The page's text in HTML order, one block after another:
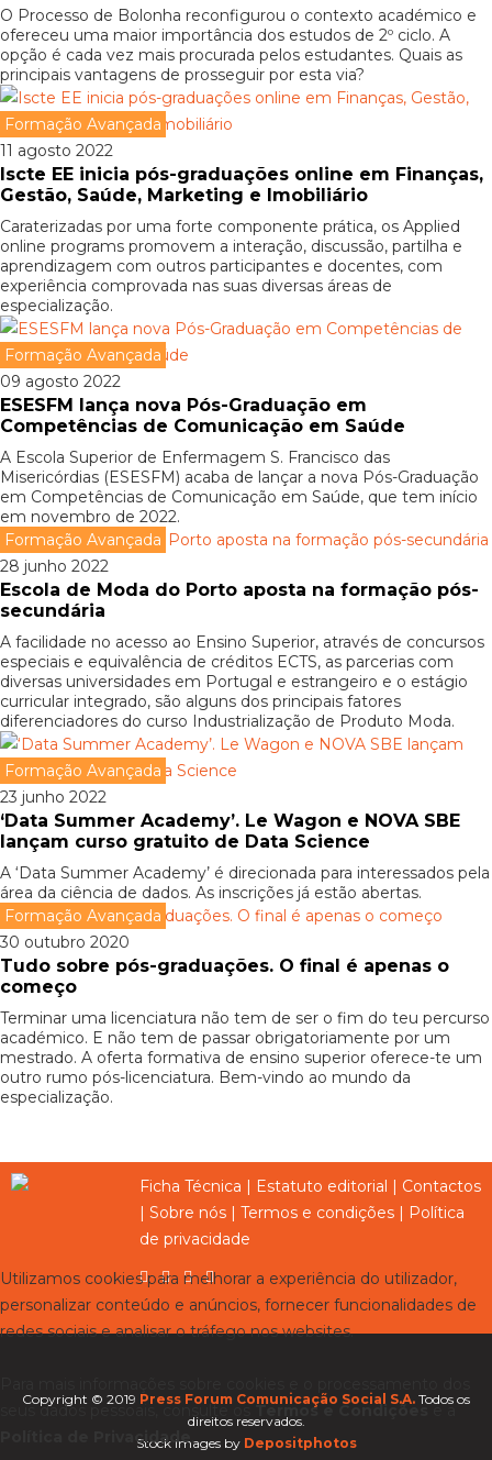
O Processo de Bolonha reconfigurou o contexto académico e
ofereceu uma maior importância dos estudos de 2º ciclo. A
opção é cada vez mais procurada pelos estudantes. Quais as
principais vantagens de prosseguir por esta via?
Formação Avançada
11 agosto 2022
Iscte EE inicia pós-graduações online em Finanças,
Gestão, Saúde, Marketing e Imobiliário
Caraterizadas por uma forte componente prática, os Applied
online programs promovem a interação, discussão, partilha e
aprendizagem com outros participantes e docentes, com
experiência comprovada nas suas diversas áreas de
especialização.
Formação Avançada
09 agosto 2022
ESESFM lança nova Pós-Graduação em
Competências de Comunicação em Saúde
A Escola Superior de Enfermagem S. Francisco das
Misericórdias (ESESFM) acaba de lançar a nova Pós-Graduação
em Competências de Comunicação em Saúde, que tem início
em novembro de 2022.
Formação Avançada
28 junho 2022
Escola de Moda do Porto aposta na formação pós-
secundária
A facilidade no acesso ao Ensino Superior, através de concursos
especiais e equivalência de créditos ECTS, as parcerias com
diversas universidades em Portugal e estrangeiro e o estágio
curricular integrado, são alguns dos principais fatores
diferenciadores do curso Industrialização de Produto Moda.
Formação Avançada
23 junho 2022
‘Data Summer Academy’. Le Wagon e NOVA SBE
lançam curso gratuito de Data Science
A ‘Data Summer Academy’ é direcionada para interessados pela
área da ciência de dados. As inscrições já estão abertas.
Formação Avançada
30 outubro 2020
Tudo sobre pós-graduações. O final é apenas o
começo
Terminar uma licenciatura não tem de ser o fim do teu percurso
académico. E não tem de passar obrigatoriamente por um
mestrado. A oferta formativa de ensino superior oferece-te um
outro rumo pós-licenciatura. Bem-vindo ao mundo da
especialização.
Ficha Técnica | Estatuto editorial | Contactos
| Sobre nós | Termos e condições | Política
de privacidade
Copyright © 2019 Press Forum Comunicação Social S.A. Todos os
direitos reservados.
Stock images by Depositphotos
Utilizamos cookies para melhorar a experiência do utilizador,
personalizar conteúdo e anúncios, fornecer funcionalidades de
redes sociais e analisar o tráfego nos websites.
seus dados pessoais, consulte osTermos e Condiçõese a
Política de Privacidade.